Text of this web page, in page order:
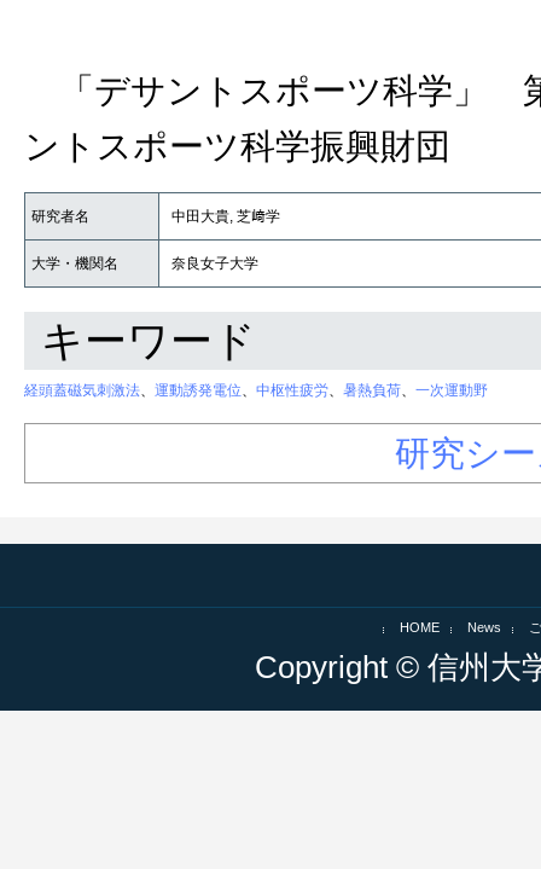
「デサントスポーツ科学」
ントスポーツ科学振興財団
研究者名 中田大貴, 芝﨑学
大学・機関名 奈良女子大学
キーワード
経頭蓋磁気刺激法、 運動誘発電位、 中枢性疲労、 暑熱負荷、 一次運動野
研究シ
HOME News
Copyright © 信州大